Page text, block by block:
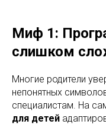
Миф 1:
слишком
Многие родители
непонятных
специалистам. На
для детей